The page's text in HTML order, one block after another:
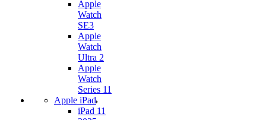
Apple
Watch
SE3
Apple
Watch
Ultra 2
Apple
Watch
Series 11
Apple iPad
iPad 11